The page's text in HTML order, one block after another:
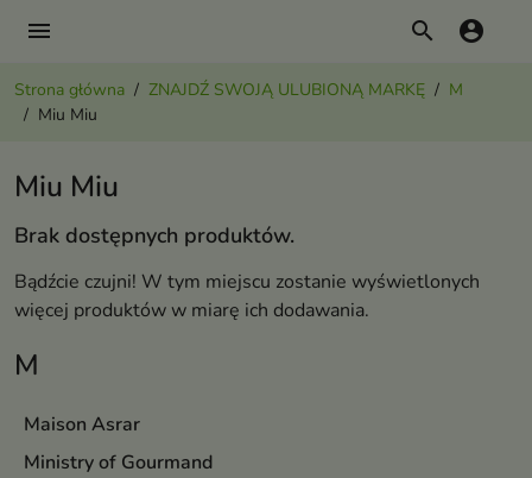
menu search account_circle
Strona główna ZNAJDŹ SWOJĄ ULUBIONĄ MARKĘ
M
Miu Miu
M
Maison Asrar
Ministry of Gourmand
Miu Miu
Brak dostępnych produktów.
Bądźcie czujni! W tym miejscu zostanie wyświetlonych
więcej produktów w miarę ich dodawania.